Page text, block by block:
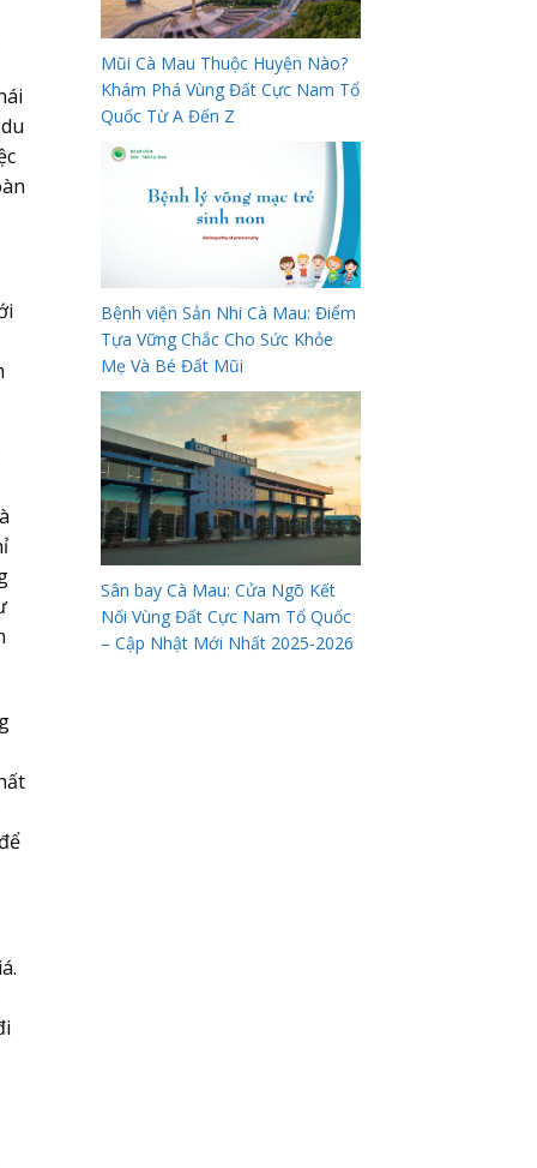
Mũi Cà Mau Thuộc Huyện Nào?
Khám Phá Vùng Đất Cực Nam Tổ
Quốc Từ A Đến Z
Bệnh viện Sản Nhi Cà Mau: Điểm
Tựa Vững Chắc Cho Sức Khỏe
Mẹ Và Bé Đất Mũi
Sân bay Cà Mau: Cửa Ngõ Kết
Nối Vùng Đất Cực Nam Tổ Quốc
– Cập Nhật Mới Nhất 2025-2026